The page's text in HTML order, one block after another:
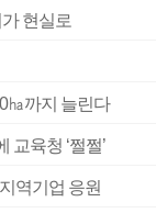
현실로
㏊까지 늘린다
육청 ‘쩔쩔’
역기업 응원